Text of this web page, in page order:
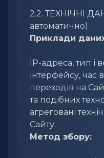
2.2. ТЕХНІЧНІ
автоматично)
Приклади
IP-адреса, тип і
інтерфейсу, час
переходів на
та подібних
агреговані
Сайту.
Метод збору: